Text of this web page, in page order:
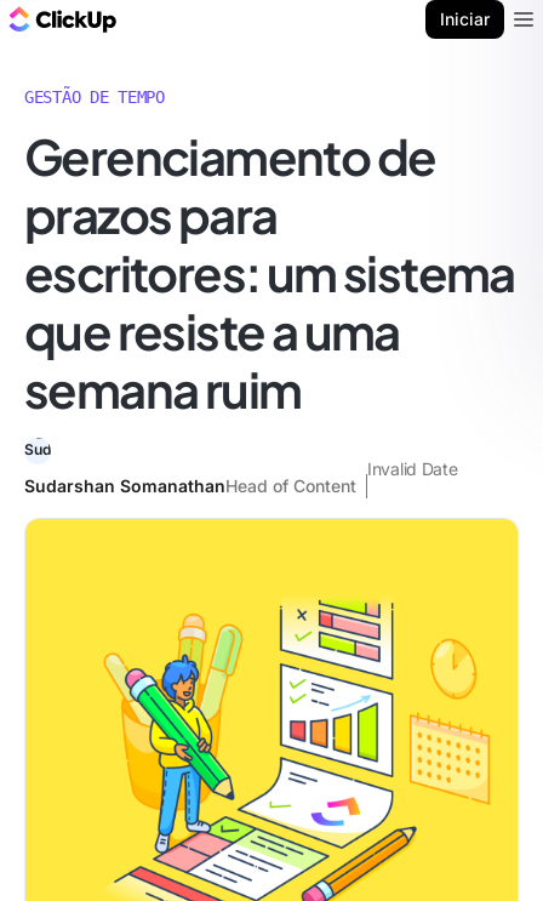
Iniciar
GESTÃO DE TEMPO
Gerenciamento de
prazos para
escritores: um sistema
que resiste a uma
semana ruim
Sudarshan SomanathanHead of Content
Invalid Date